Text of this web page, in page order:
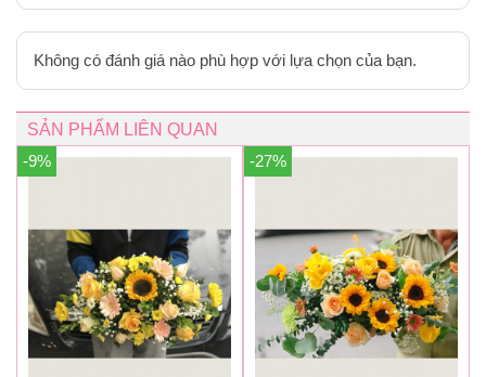
Không có đánh giá nào phù hợp với lựa chọn của bạn.
SẢN PHẨM LIÊN QUAN
-9%
-27%